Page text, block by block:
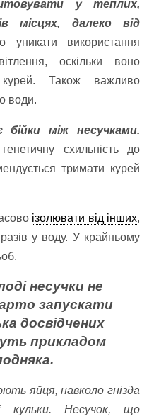
у теплих,
місцях, далеко від
уникати використання
оскільки воно
Також важливо
води.
бійки між несучками.
схильність до
тримати курей
ізолювати від інших,
у воду. У крайньому
несучки не
запускати
досвідчених
прикладом
яйця, навколо гнізда
кульки. Несучок, що